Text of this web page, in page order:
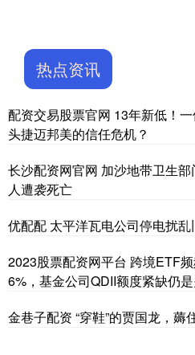
热点资讯
配资交易股票官网 13年新低！
头捷迈邦美的信任危机？
长沙配资网官网 加沙地带卫生
人遭袭死亡
优配配 太平洋瓦电公司停电扰
2023股票配资网平台 跨境ETF
6%，基金公司QDII额度紧缺仍
金巷子配资 “穿鞋”的贾国龙，薅